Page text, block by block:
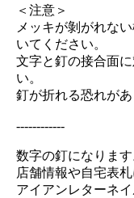
＜注意＞
メッキが剝がれな
いてください。
文字と釘の接合面
い。
釘が折れる恐れがあ
------------
数字の釘になります
店舗情報や自宅表
アイアンレターネ